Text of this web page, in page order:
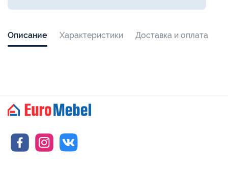
Описание Характеристики Доставка и оплата